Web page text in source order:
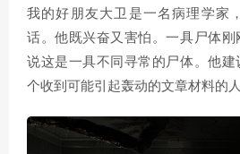
我的好朋友大卫是一名病理学家
话。他既兴奋又害怕。一具尸体
说这是一具不同寻常的尸体。他
个收到可能引起轰动的文章材料的